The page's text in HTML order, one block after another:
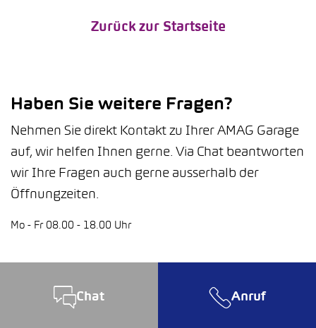
Zurück zur Startseite
Haben Sie weitere Fragen?
Nehmen Sie direkt Kontakt zu Ihrer AMAG Garage
auf, wir helfen Ihnen gerne. Via Chat beantworten
wir Ihre Fragen auch gerne ausserhalb der
Öffnungzeiten.
Mo - Fr 08.00 - 18.00 Uhr
Chat Anruf